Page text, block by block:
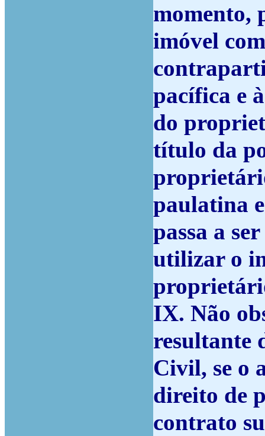
momento,
imóvel
pacífica e
do
título da
paulatina
passa a
utilizar o
IX. Não
resultante
Civil, se o
direito de
contrato